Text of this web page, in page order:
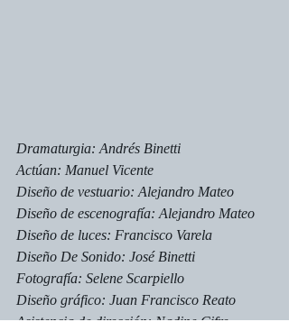
Dramaturgia: Andrés Binetti
Actúan: Manuel Vicente
Diseño de vestuario: Alejandro Mateo
Diseño de escenografía: Alejandro Mateo
Diseño de luces: Francisco Varela
Diseño De Sonido: José Binetti
Fotografía: Selene Scarpiello
Diseño gráfico: Juan Francisco Reato
Asistencia de dirección: Nadine Cifre,